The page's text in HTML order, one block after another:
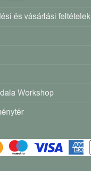
és vásárlási feltételek
Workshop